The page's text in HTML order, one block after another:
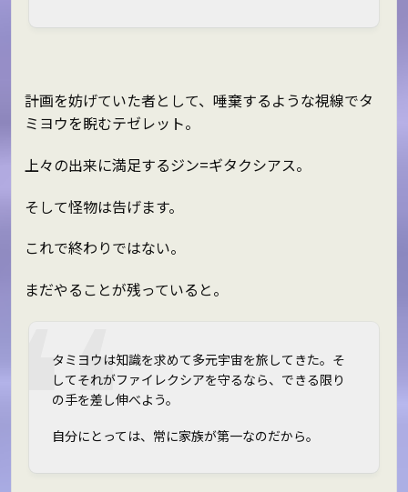
計画を妨げていた者として、唾棄するような視線でタ
ミヨウを睨むテゼレット。
上々の出来に満足するジン=ギタクシアス。
そして怪物は告げます。
これで終わりではない。
まだやることが残っていると。
タミヨウは知識を求めて多元宇宙を旅してきた。そ
してそれがファイレクシアを守るなら、できる限り
の手を差し伸べよう。
自分にとっては、常に家族が第一なのだから。